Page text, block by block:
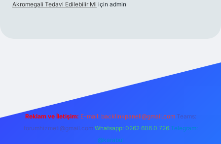
Akromegali Tedavi Edilebilir Mi için admin
Reklam ve İletişim: E-mail: backlinkpaneli@gmail.com Teams:
forumhizmeti@gmail.com Whatsapp: 0262 606 0 726 Telegram:
@karabul